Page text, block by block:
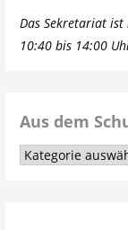
Das Sekretariat
10:40 bis 14:00
Aus dem
Aus